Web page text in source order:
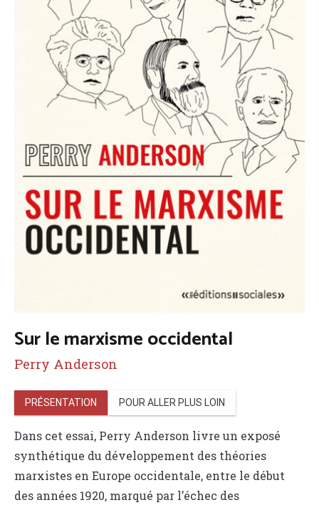
Sur le marxisme occidental
Perry Anderson
PRÉSENTATION POUR ALLER PLUS LOIN
Dans cet essai, Perry Anderson livre un exposé
synthétique du développement des théories
marxistes en Europe occidentale, entre le début
des années 1920, marqué par l’échec des